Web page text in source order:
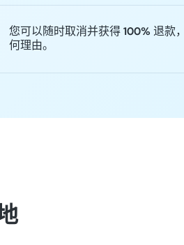
您可以随时取消并获得 100% 退款
何理由。